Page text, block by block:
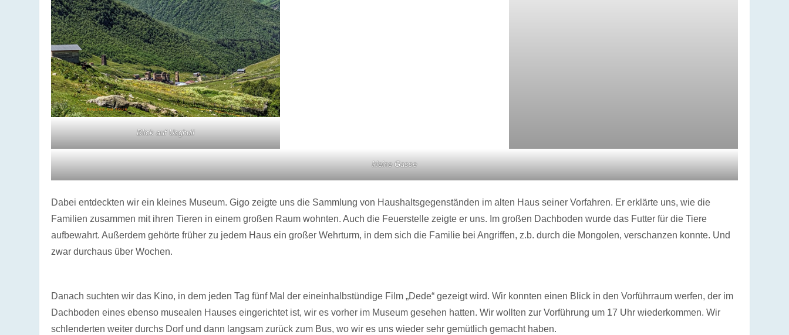
Blick auf Usghuli
kleine Gasse
Dabei entdeckten wir ein kleines Museum. Gigo zeigte uns die Sammlung von Haushaltsgegenständen im alten Haus seiner Vorfahren. Er erklärte uns, wie die
Familien zusammen mit ihren Tieren in einem großen Raum wohnten. Auch die Feuerstelle zeigte er uns. Im großen Dachboden wurde das Futter für die Tiere
aufbewahrt. Außerdem gehörte früher zu jedem Haus ein großer Wehrturm, in dem sich die Familie bei Angriffen, z.b. durch die Mongolen, verschanzen konnte. Und
zwar durchaus über Wochen.
Danach suchten wir das Kino, in dem jeden Tag fünf Mal der eineinhalbstündige Film „Dede“ gezeigt wird. Wir konnten einen Blick in den Vorführraum werfen, der im
Dachboden eines ebenso musealen Hauses eingerichtet ist, wir es vorher im Museum gesehen hatten. Wir wollten zur Vorführung um 17 Uhr wiederkommen. Wir
schlenderten weiter durchs Dorf und dann langsam zurück zum Bus, wo wir es uns wieder sehr gemütlich gemacht haben.